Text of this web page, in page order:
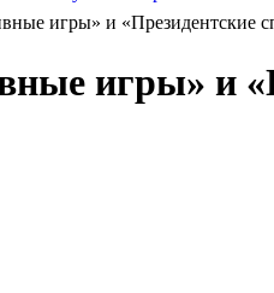
игры» и «Президентские
игры» и